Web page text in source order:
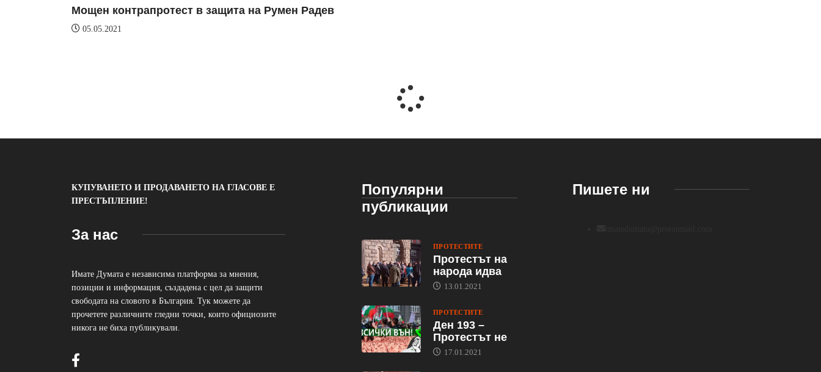
Мощен контрапротест в защита на Румен Радев
05.05.2021
КУПУВАНЕТО И ПРОДАВАНЕТО НА ГЛАСОВЕ Е
ПРЕСТЪПЛЕНИЕ!
За нас
Имате Думата е независима платформа за мнения,
позиции и информация, създадена с цел да защити
свободата на словото в България. Тук можете да
прочетете различните гледни точки, които официозите
никога не биха публикували.
Популярни
публикации
ПРОТЕСТИТЕ
Протестът на
народа идва
13.01.2021
ПРОТЕСТИТЕ
Ден 193 –
Протестът не
17.01.2021
Пишете ни